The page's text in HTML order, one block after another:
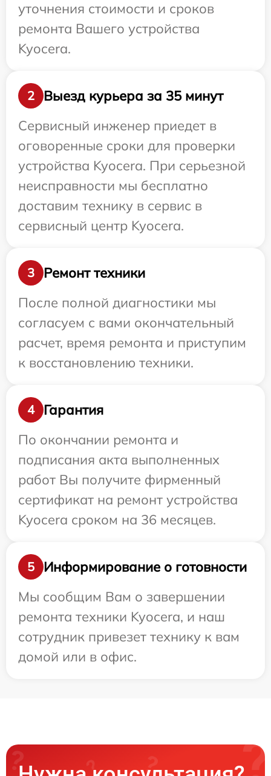
уточнения стоимости и сроков
ремонта Вашего устройства
Kyocera.
2
Выезд курьера за 35 минут
Сервисный инженер приедет в
оговоренные сроки для проверки
устройства Kyocera. При серьезной
неисправности мы бесплатно
доставим технику в сервис в
сервисный центр Kyocera.
3
Ремонт техники
После полной диагностики мы
согласуем с вами окончательный
расчет, время ремонта и приступим
к восстановлению техники.
4
Гарантия
По окончании ремонта и
подписания акта выполненных
работ Вы получите фирменный
сертификат на ремонт устройства
Kyocera сроком на 36 месяцев.
5
Информирование о готовности
Мы сообщим Вам о завершении
ремонта техники Kyocera, и наш
сотрудник привезет технику к вам
домой или в офис.